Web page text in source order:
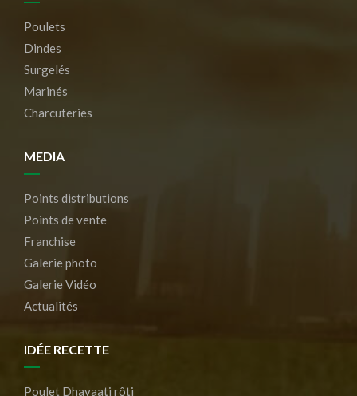
Poulets
Dindes
Surgelés
Marinés
Charcuteries
MEDIA
Points distributions
Points de vente
Franchise
Galerie photo
Galerie Vidéo
Actualités
IDÉE RECETTE
Poulet Dhayaati rôti